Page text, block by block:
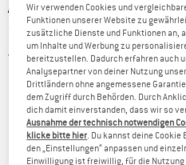
ADIDAS -Train
Short - Shorts
2,0 (1)
Wir verwenden Cookies und
Funktionen unserer Website zu
zusätzliche Dienste und Funktionen an,
um Inhalte und Werbung zu
bereitzustellen. Dadurch erfahren auch
Analysepartner von deiner Nutzung
Drittländern ohne angemessene
dem Zugriff durch Behörden. Durch
dich damit einverstanden, dass wir so
Ausnahme der technisch notwendigen
klicke bitte hier. Du kannst deine
den „Einstellungen“ anpassen und
Einwilligung ist freiwillig, für die